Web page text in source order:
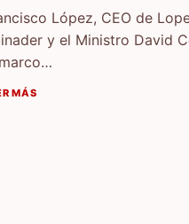
López, CEO de
y el Ministro David
MÁS